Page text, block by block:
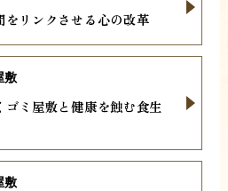
をリンクさせる心の改革
ミ屋敷と健康を蝕む食生
敷
敷